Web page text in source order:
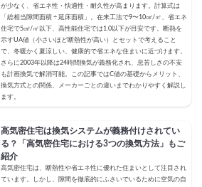
が少なく、省エネ性・快適性・耐久性が高まります。計算式は
「総相当隙間面積 ÷ 延床面積」。在来工法で9〜10㎠/㎡、省エネ
住宅で5㎠/㎡以下、高性能住宅では1.0以下が目安です。断熱を
示すUA値（小さいほど断熱性が高い）とセットで考えること
で、冬暖かく夏涼しい、健康的で省エネな住まいに近づけます。
さらに2003年以降は24時間換気が義務化され、息苦しさの不安
も計画換気で解消可能。この記事ではC値の基礎からメリット、
換気方式との関係、メーカーごとの違いまでわかりやすく解説し
ます。
高気密住宅は換気システムが義務付けされてい
る？「高気密住宅における3つの換気方法」もご
紹介
高気密住宅は、断熱性や省エネ性に優れた住まいとして注目され
ています。しかし、隙間を徹底的にふさいでいるために空気の自